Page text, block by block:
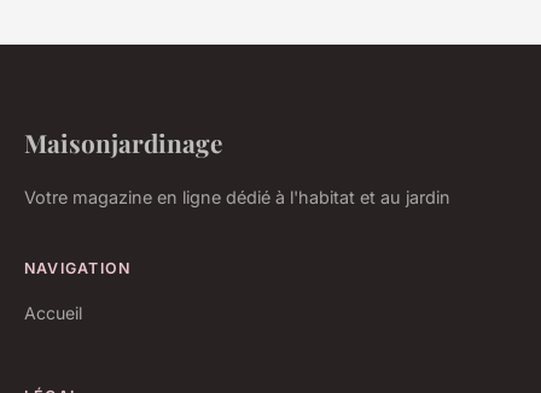
Maisonjardinage
Votre magazine en ligne dédié à l'habitat et au jardin
NAVIGATION
Accueil